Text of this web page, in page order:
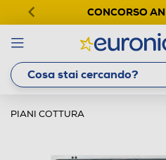
CONCORSO
PIANI COTTURA